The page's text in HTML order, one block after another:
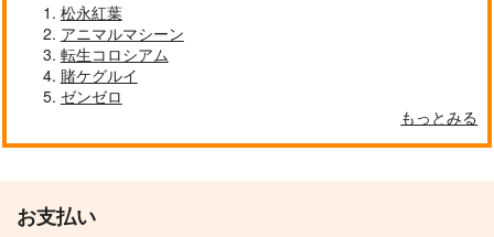
松永紅葉
アニマルマシーン
転生コロシアム
賭ケグルイ
ゼンゼロ
もっとみる
お支払い